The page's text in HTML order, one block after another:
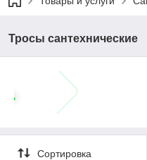
Тросы сантехнические
Сортировка